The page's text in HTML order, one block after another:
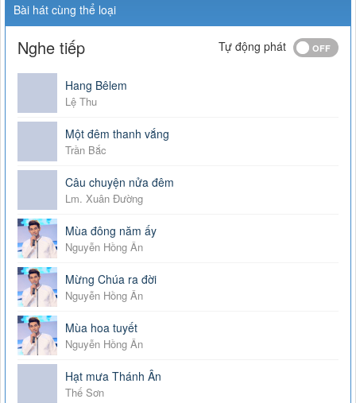
Bài hát cùng thể loại
Nghe tiếp Tự động phát
Hang Bêlem
Lệ Thu
Một đêm thanh vắng
Trần Bắc
Câu chuyện nửa đêm
Lm. Xuân Đường
Mùa đông năm ấy
Nguyễn Hồng Ân
Mừng Chúa ra đời
Nguyễn Hồng Ân
Mùa hoa tuyết
Nguyễn Hồng Ân
Hạt mưa Thánh Ân
Thế Sơn